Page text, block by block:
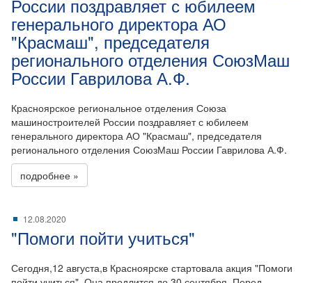
России поздравляет с юбилеем
генерального директора АО
"Красмаш", председателя
регионального отделения СоюзМаш
России Гаврилова А.Ф.
Красноярское региональное отделения Союза
машиностроителей России поздравляет с юбилеем
генерального директора АО "Красмаш", председателя
регионального отделения СоюзМаш России Гаврилова А.Ф.
подробнее »
12.08.2020
"Помоги пойти учиться"
Сегодня,12 августа,в Красноярске стартовала акция "Помоги